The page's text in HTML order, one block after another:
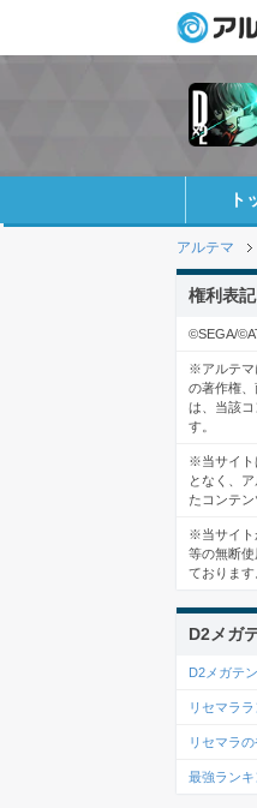
ト
アルテマ
権利表記
©SEGA/
※アルテマ
の著作権
は、当該
す。
※当サイト
となく、
たコンテン
※当サイト
等の無断
ております
D2メガ
D2メガテ
リセマラ
リセマラ
最強ランキ